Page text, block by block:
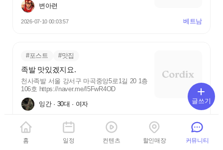
변아련
2026-07-10 00:03:57 베트남
#포스트 #맛집
족발 맛있겠지요.
천사족발 서울 강서구 마곡중앙5로1길 20 1층
106호 https://naver.me/I5FwR4OD
잉간 · 30대 · 여자
글쓰기
홈 일정 컨텐츠 할인매장 커뮤니티